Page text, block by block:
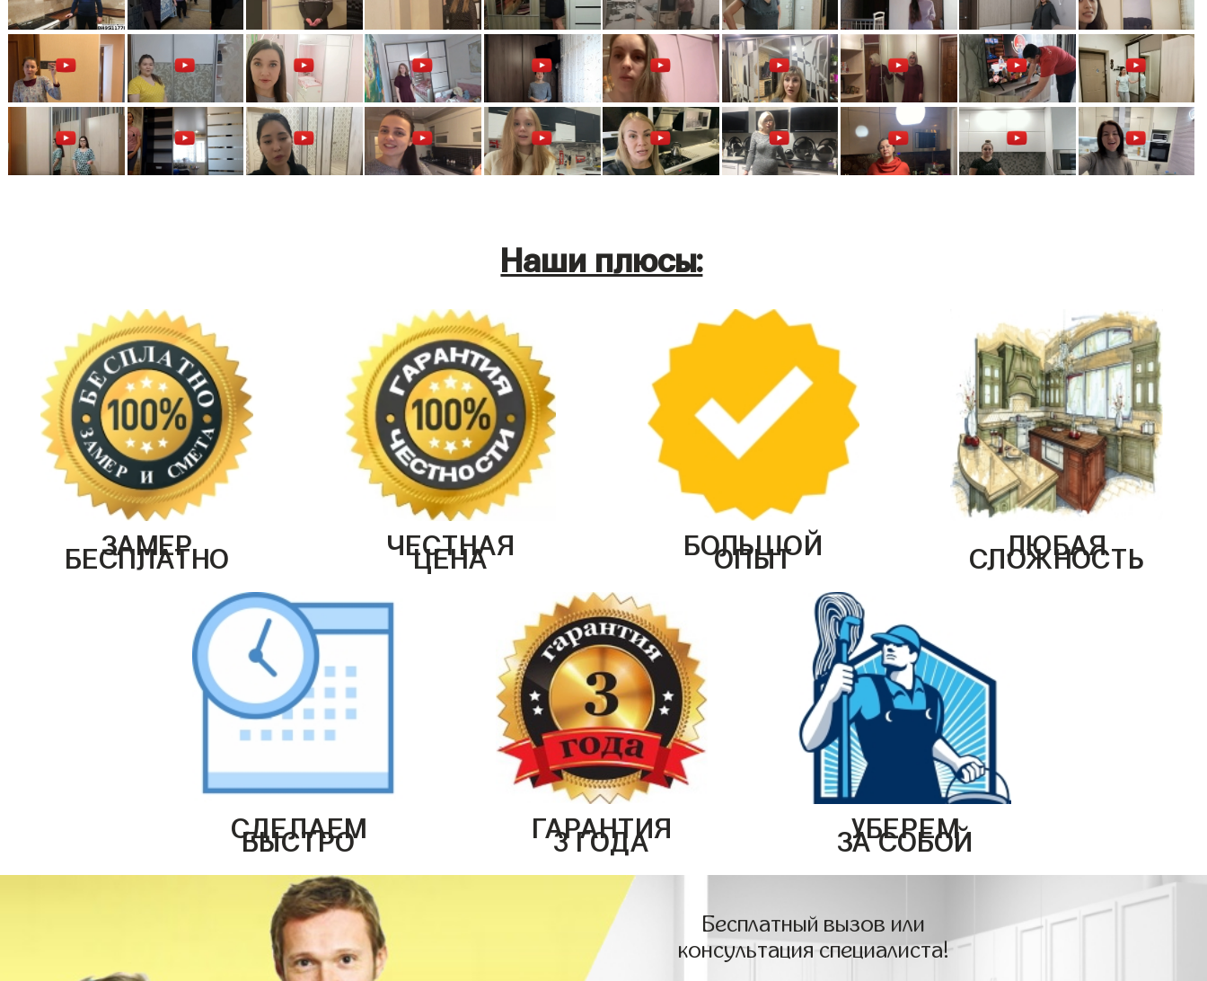
Наши плюсы:
ЗАМЕР
БЕСПЛАТНО ЧЕСТНАЯ
ЦЕНА БОЛЬШОЙ
ОПЫТ ЛЮБАЯ
СЛОЖНОСТЬ
СДЕЛАЕМ
БЫСТРО ГАРАНТИЯ
3 ГОДА УБЕРЕМ
ЗА СОБОЙ
Бесплатный вызов или
консультация специалиста!